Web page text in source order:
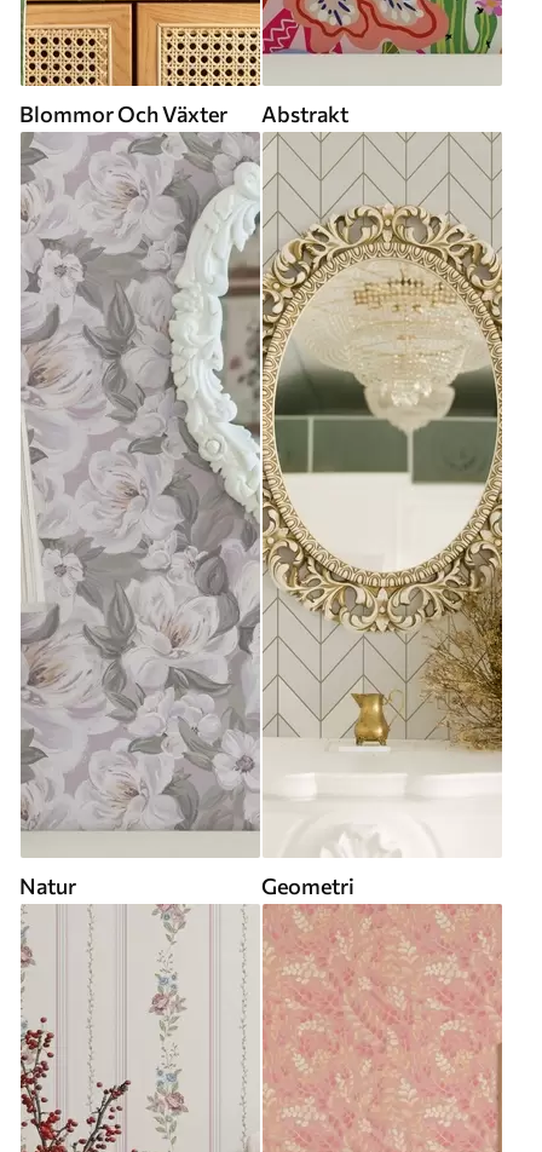
Blommor Och Växter Abstrakt
Natur Geometri